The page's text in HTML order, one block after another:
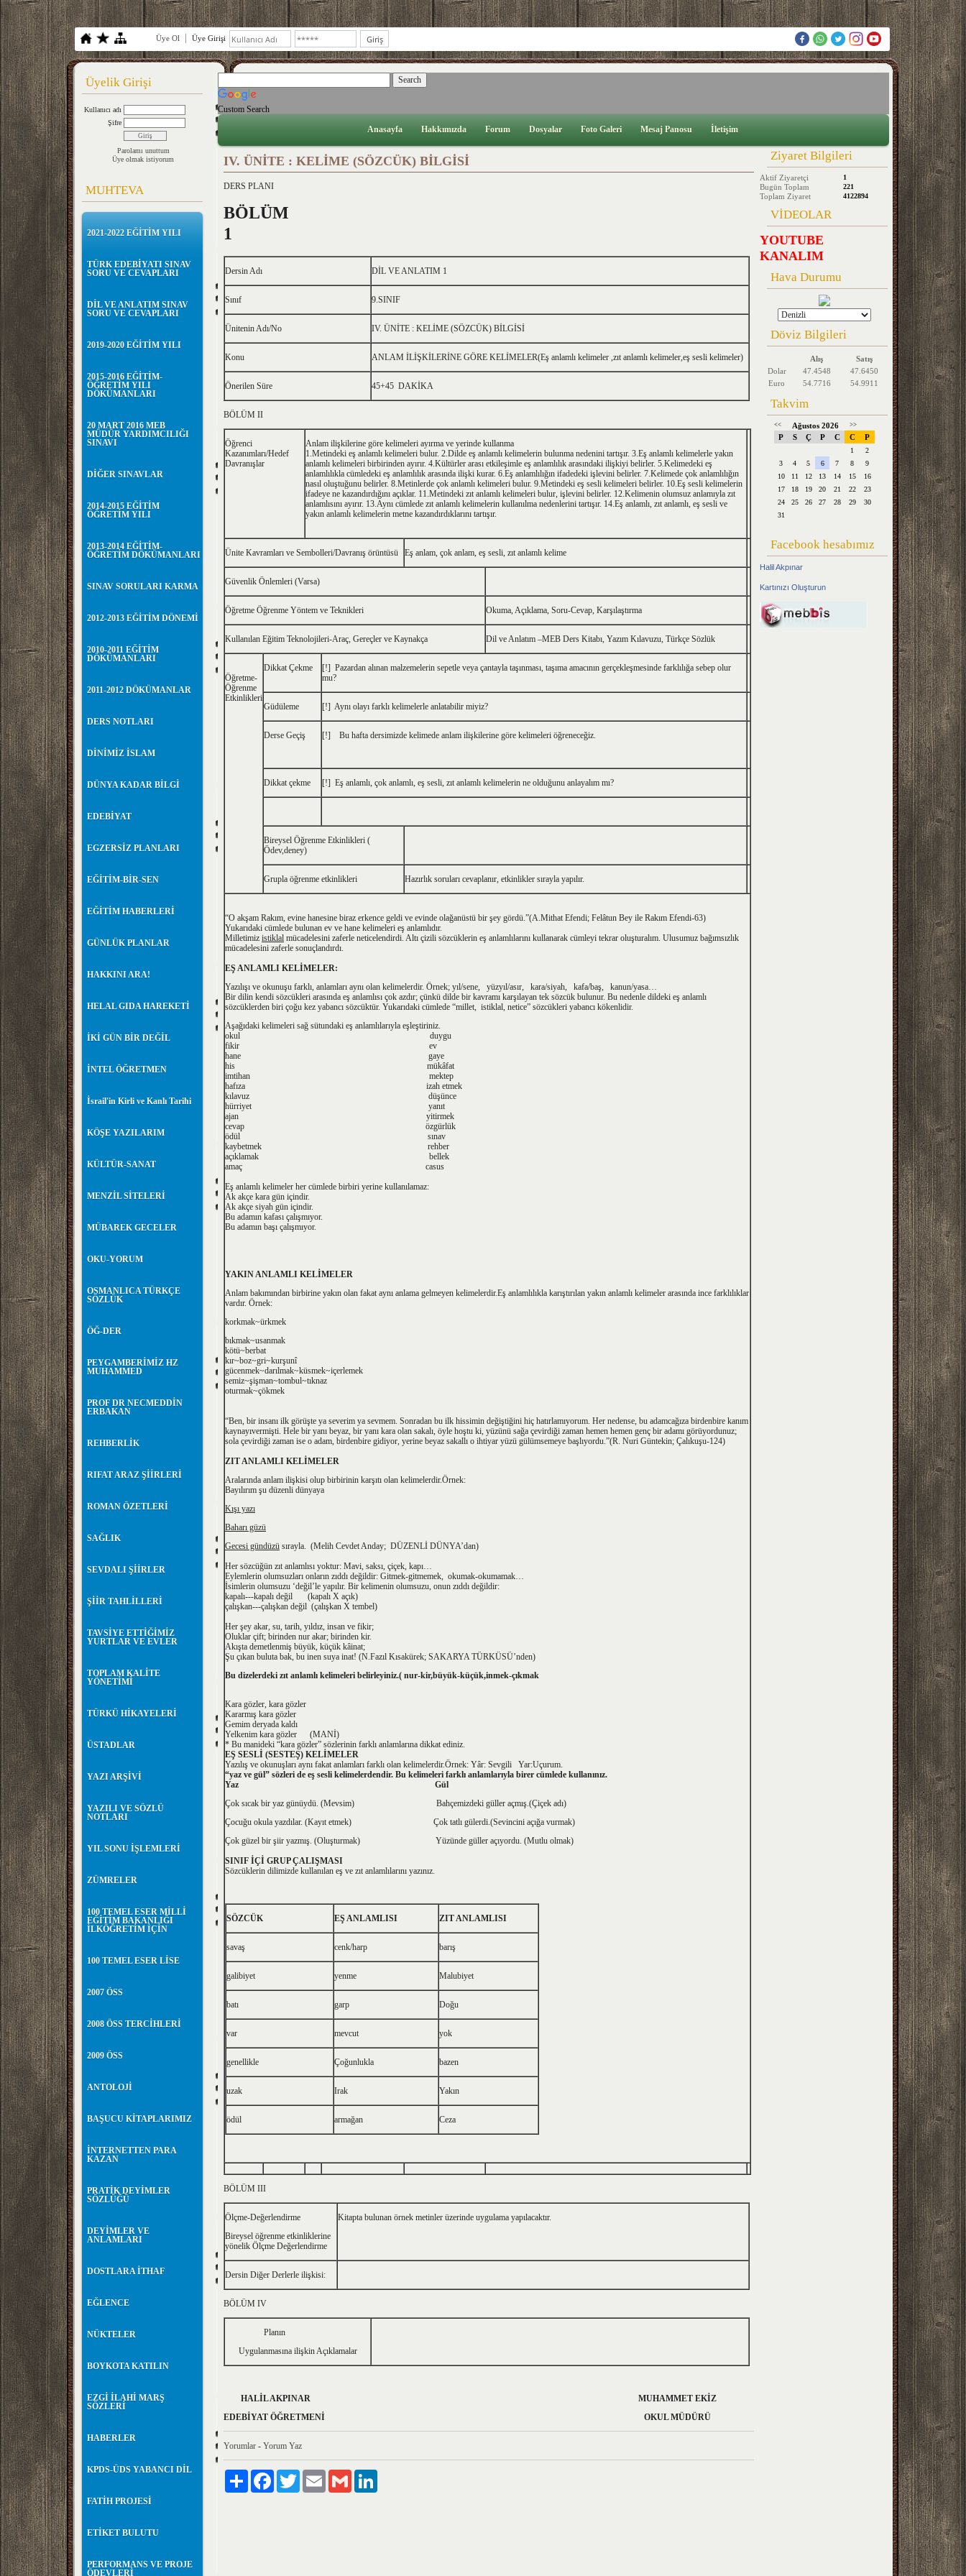
Üye Ol Üye Girişi
Üyelik Girişi
Kullanıcı adı
Şifre
Parolamı unuttum
Üye olmak istiyorum
MUHTEVA
2021-2022 EĞİTİM YILI
TÜRK EDEBİYATI SINAV
SORU VE CEVAPLARI
DİL VE ANLATIM SINAV
SORU VE CEVAPLARI
2019-2020 EĞİTİM YILI
2015-2016 EĞİTİM-
ÖĞRETİM YILI
DÖKÜMANLARI
20 MART 2016 MEB
MÜDÜR YARDIMCILIĞI
SINAVI
DİĞER SINAVLAR
2014-2015 EĞİTİM
ÖĞRETİM YILI
2013-2014 EĞİTİM-
ÖĞRETİM DÖKÜMANLARI
SINAV SORULARI KARMA
2012-2013 EĞİTİM DÖNEMİ
2010-2011 EĞİTİM
DÖKÜMANLARI
2011-2012 DÖKÜMANLAR
DERS NOTLARI
DİNİMİZ İSLAM
DÜNYA KADAR BİLGİ
EDEBİYAT
EGZERSİZ PLANLARI
EĞİTİM-BİR-SEN
EĞİTİM HABERLERİ
GÜNLÜK PLANLAR
HAKKINI ARA!
HELAL GIDA HAREKETİ
İKİ GÜN BİR DEĞİL
İNTEL ÖĞRETMEN
İsrail'in Kirli ve Kanlı Tarihi
KÖŞE YAZILARIM
KÜLTÜR-SANAT
MENZİL SİTELERİ
MÜBAREK GECELER
OKU-YORUM
OSMANLICA TÜRKÇE
SÖZLÜK
ÖĞ-DER
PEYGAMBERİMİZ HZ
MUHAMMED
PROF DR NECMEDDİN
ERBAKAN
REHBERLİK
RIFAT ARAZ ŞİİRLERİ
ROMAN ÖZETLERİ
SAĞLIK
SEVDALI ŞİİRLER
ŞİİR TAHLİLLERİ
TAVSİYE ETTİĞİMİZ
YURTLAR VE EVLER
TOPLAM KALİTE
YÖNETİMİ
TÜRKÜ HİKAYELERİ
ÜSTADLAR
YAZI ARŞİVİ
YAZILI VE SÖZLÜ
NOTLARI
YIL SONU İŞLEMLERİ
ZÜMRELER
100 TEMEL ESER MİLLİ
EĞİTİM BAKANLIĞI
İLKÖĞRETİM İÇİN
100 TEMEL ESER LİSE
2007 ÖSS
2008 ÖSS TERCİHLERİ
2009 ÖSS
ANTOLOJİ
BAŞUCU KİTAPLARIMIZ
İNTERNETTEN PARA
KAZAN
PRATİK DEYİMLER
SÖZLÜĞÜ
DEYİMLER VE
ANLAMLARI
DOSTLARA İTHAF
EĞLENCE
NÜKTELER
BOYKOTA KATILIN
EZGİ İLAHİ MARŞ
SÖZLERİ
HABERLER
KPDS-ÜDS YABANCI DİL
FATİH PROJESİ
ETİKET BULUTU
PERFORMANS VE PROJE
ÖDEVLERİ
Custom Search
Anasayfa
Hakkımızda Forum Dosyalar Foto Galeri Mesaj Panosu İletişim
IV. ÜNİTE : KELİME (SÖZCÜK) BİLGİSİ
DERS PLANI
BÖLÜM
1
Dersin Adı DİL VE ANLATIM 1
Sınıf 9.SINIF
Ünitenin Adı/No IV. ÜNİTE : KELİME (SÖZCÜK) BİLGİSİ
Konu ANLAM İLİŞKİLERİNE GÖRE KELİMELER(Eş anlamlı kelimeler ,zıt anlamlı kelimeler,eş sesli kelimeler)
Önerilen Süre 45+45 DAKİKA
BÖLÜM II
Öğrenci
Kazanımları/Hedef
Davranışlar
Anlam ilişkilerine göre kelimeleri ayırma ve yerinde kullanma
1.Metindeki eş anlamlı kelimeleri bulur. 2.Dilde eş anlamlı kelimelerin bulunma nedenini tartışır. 3.Eş anlamlı kelimelerle yakın
anlamlı kelimeleri birbirinden ayırır. 4.Kültürler arası etkileşimle eş anlamlılık arasındaki ilişkiyi belirler. 5.Kelimedeki eş
anlamlılıkla cümledeki eş anlamlılık arasında ilişki kurar. 6.Eş anlamlılığın ifadedeki işlevini belirler. 7.Kelimede çok anlamlılığın
nasıl oluştuğunu belirler. 8.Metinlerde çok anlamlı kelimeleri bulur. 9.Metindeki eş sesli kelimeleri belirler. 10.Eş sesli kelimelerin
ifadeye ne kazandırdığını açıklar. 11.Metindeki zıt anlamlı kelimeleri bulur, işlevini belirler. 12.Kelimenin olumsuz anlamıyla zıt
anlamlısını ayırır. 13.Aynı cümlede zıt anlamlı kelimelerin kullanılma nedenlerini tartışır. 14.Eş anlamlı, zıt anlamlı, eş sesli ve
yakın anlamlı kelimelerin metne kazandırdıklarını tartışır.
Ünite Kavramları ve Sembolleri/Davranış örüntüsü Eş anlam, çok anlam, eş sesli, zıt anlamlı kelime
Güvenlik Önlemleri (Varsa)
Öğretme Öğrenme Yöntem ve Teknikleri Okuma, Açıklama, Soru-Cevap, Karşılaştırma
Kullanılan Eğitim Teknolojileri-Araç, Gereçler ve Kaynakça Dil ve Anlatım –MEB Ders Kitabı, Yazım Kılavuzu, Türkçe Sözlük
Öğretme-
Öğrenme
Etkinlikleri
Dikkat Çekme
[!] Pazardan alınan malzemelerin sepetle veya çantayla taşınması, taşıma amacının gerçekleşmesinde farklılığa sebep olur
mu?
Güdüleme [!] Aynı olayı farklı kelimelerle anlatabilir miyiz?
Derse Geçiş [!] Bu hafta dersimizde kelimede anlam ilişkilerine göre kelimeleri öğreneceğiz.
Dikkat çekme [!] Eş anlamlı, çok anlamlı, eş sesli, zıt anlamlı kelimelerin ne olduğunu anlayalım mı?
Bireysel Öğrenme Etkinlikleri (
Ödev,deney)
Grupla öğrenme etkinlikleri Hazırlık soruları cevaplanır, etkinlikler sırayla yapılır.
“O akşam Rakım, evine hanesine biraz erkence geldi ve evinde olağanüstü bir şey gördü.”(A.Mithat Efendi; Felâtun Bey ile Rakım Efendi-63)
Yukarıdaki cümlede bulunan ev ve hane kelimeleri eş anlamlıdır.
Milletimiz istiklal mücadelesini zaferle neticelendirdi. Altı çizili sözcüklerin eş anlamlılarını kullanarak cümleyi tekrar oluşturalım. Ulusumuz bağımsızlık
mücadelesini zaferle sonuçlandırdı.
EŞ ANLAMLI KELİMELER:
Yazılışı ve okunuşu farklı, anlamları aynı olan kelimelerdir. Örnek; yıl/sene, yüzyıl/asır, kara/siyah, kafa/baş, kanun/yasa…
Bir dilin kendi sözcükleri arasında eş anlamlısı çok azdır; çünkü dilde bir kavramı karşılayan tek sözcük bulunur. Bu nedenle dildeki eş anlamlı
sözcüklerden biri çoğu kez yabancı sözcüktür. Yukarıdaki cümlede “millet, istiklal, netice” sözcükleri yabancı kökenlidir.
Aşağıdaki kelimeleri sağ sütundaki eş anlamlılarıyla eşleştiriniz.
okul duygu
fikir ev
hane gaye
his mükâfat
imtihan mektep
hafıza izah etmek
kılavuz düşünce
hürriyet yanıt
ajan yitirmek
cevap özgürlük
ödül sınav
kaybetmek rehber
açıklamak bellek
amaç casus
Eş anlamlı kelimeler her cümlede birbiri yerine kullanılamaz:
Ak akçe kara gün içindir.
Ak akçe siyah gün içindir.
Bu adamın kafası çalışmıyor.
Bu adamın başı çalışmıyor.
YAKIN ANLAMLI KELİMELER
Anlam bakımından birbirine yakın olan fakat aynı anlama gelmeyen kelimelerdir.Eş anlamlılıkla karıştırılan yakın anlamlı kelimeler arasında ince farklılıklar
vardır. Örnek:
korkmak~ürkmek
bıkmak~usanmak
kötü~berbat
kır~boz~gri~kurşunî
gücenmek~darılmak~küsmek~içerlemek
semiz~şişman~tombul~tıknaz
oturmak~çökmek
“Ben, bir insanı ilk görüşte ya severim ya sevmem. Sonradan bu ilk hissimin değiştiğini hiç hatırlamıyorum. Her nedense, bu adamcağıza birdenbire kanım
kaynayıvermişti. Hele bir yanı beyaz, bir yanı kara olan sakalı, öyle hoştu ki, yüzünü sağa çevirdiği zaman hemen hemen genç bir adamı görüyordunuz;
sola çevirdiği zaman ise o adam, birdenbire gidiyor, yerine beyaz sakallı o ihtiyar yüzü gülümsemeye başlıyordu.”(R. Nuri Güntekin; Çalıkuşu-124)
ZIT ANLAMLI KELİMELER
Aralarında anlam ilişkisi olup birbirinin karşıtı olan kelimelerdir.Örnek:
Bayılırım şu düzenli dünyaya
Kışı yazı
Baharı güzü
Gecesi gündüzü sırayla. (Melih Cevdet Anday; DÜZENLİ DÜNYA’dan)
Her sözcüğün zıt anlamlısı yoktur: Mavi, saksı, çiçek, kapı…
Eylemlerin olumsuzları onların zıddı değildir: Gitmek-gitmemek, okumak-okumamak…
İsimlerin olumsuzu ‘değil’le yapılır. Bir kelimenin olumsuzu, onun zıddı değildir:
kapalı---kapalı değil (kapalı X açık)
çalışkan---çalışkan değil (çalışkan X tembel)
Her şey akar, su, tarih, yıldız, insan ve fikir;
Oluklar çift; birinden nur akar; birinden kir.
Akışta demetlenmiş büyük, küçük kâinat;
Şu çıkan buluta bak, bu inen suya inat! (N.Fazıl Kısakürek; SAKARYA TÜRKÜSÜ’nden)
Bu dizelerdeki zıt anlamlı kelimeleri belirleyiniz.( nur-kir,büyük-küçük,inmek-çıkmak
Kara gözler, kara gözler
Kararmış kara gözler
Gemim deryada kaldı
Yelkenim kara gözler (MANİ)
* Bu manideki “kara gözler” sözlerinin farklı anlamlarına dikkat ediniz.
EŞ SESLİ (SESTEŞ) KELİMELER
Yazılış ve okunuşları aynı fakat anlamları farklı olan kelimelerdir.Örnek: Yâr: Sevgili Yar:Uçurum.
“yaz ve gül” sözleri de eş sesli kelimelerdendir. Bu kelimeleri farklı anlamlarıyla birer cümlede kullanınız.
Yaz Gül
Çok sıcak bir yaz günüydü. (Mevsim) Bahçemizdeki güller açmış.(Çiçek adı)
Çocuğu okula yazdılar. (Kayıt etmek) Çok tatlı gülerdi.(Sevincini açığa vurmak)
Çok güzel bir şiir yazmış. (Oluşturmak) Yüzünde güller açıyordu. (Mutlu olmak)
SINIF İÇİ GRUP ÇALIŞMASI
Sözcüklerin dilimizde kullanılan eş ve zıt anlamlılarını yazınız.
SÖZCÜK EŞ ANLAMLISI ZIT ANLAMLISI
savaş cenk/harp barış
galibiyet yenme Malubiyet
batı garp Doğu
var mevcut yok
genellikle Çoğunlukla bazen
uzak Irak Yakın
ödül armağan Ceza
BÖLÜM III
Ölçme-Değerlendirme
Bireysel öğrenme etkinliklerine
yönelik Ölçme Değerlendirme
Kitapta bulunan örnek metinler üzerinde uygulama yapılacaktır.
Dersin Diğer Derlerle ilişkisi:
BÖLÜM IV
Planın
Uygulanmasına ilişkin Açıklamalar
HALİL AKPINAR MUHAMMET EKİZ
EDEBİYAT ÖĞRETMENİ OKUL MÜDÜRÜ
Yorumlar - Yorum Yaz
Paylaş FacebookTwitter Email Gmail
Ziyaret Bilgileri
Aktif Ziyaretçi 1
Bugün Toplam 221
Toplam Ziyaret 4122894
VİDEOLAR
YOUTUBE
KANALIM
Hava Durumu
Döviz Bilgileri
Alış
Satış
Dolar
47.4548
47.6450
Euro
54.7716 54.9911
Takvim
<< Ağustos 2026 >>
P S Ç P C C P
1
2
3
4 5 6 7 8
9
10
11 12 13 14 15
16
17
18 19 20 21 22
23
24
25 26 27 28 29
30
31
Facebook hesabımız
Halil Akpınar
Kartınızı Oluşturun